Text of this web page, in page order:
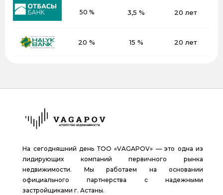
50 % 3,5 % 20 лет
20 % 15 % 20 лет
На сегодняшний день ТОО «VAGAPOV» — это одна из
лидирующих компаний первичного рынка
недвижимости. Мы работаем на основании
официального партнерства с надежными
застройщиками г. Астаны.